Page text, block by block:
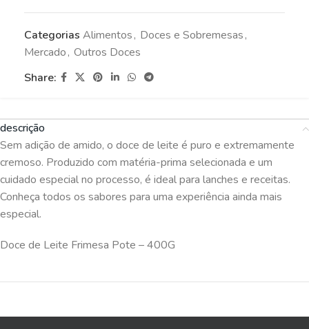
Categorias Alimentos, Doces e Sobremesas,
Mercado, Outros Doces
Share:
descrição
Sem adição de amido, o doce de leite é puro e extremamente
cremoso. Produzido com matéria-prima selecionada e um
cuidado especial no processo, é ideal para lanches e receitas.
Conheça todos os sabores para uma experiência ainda mais
especial.
Doce de Leite Frimesa Pote – 400G